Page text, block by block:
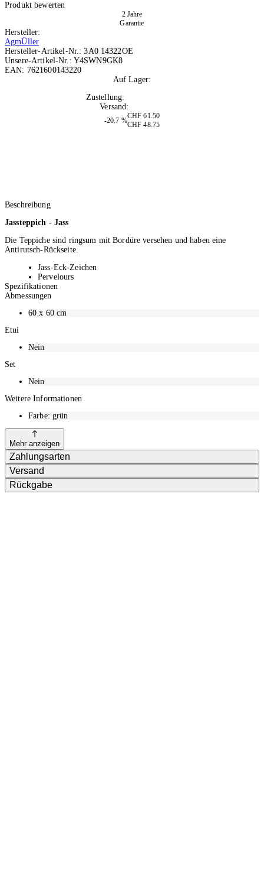
Produkt bewerten
2 Jahre
Garantie
Hersteller:
AgmÜller
Hersteller-Artikel-Nr.:3A0 14322OE
Unsere-Artikel-Nr.: Y4SWN9GK8
EAN: 7621600143220
Auf Lager:
Zustellung:
Versand:
-20.7 %
CHF 61.50
CHF 48.75
Beschreibung
Jassteppich - Jass
Die Teppiche sind ringsum mit Bordüre versehen und haben eine
Antirutsch-Rückseite.
Jass-Eck-Zeichen
Pervelours
1.4 kg
Oesen
Spezifikationen
Abmessungen
60 x 60cm
Etui
Nein
Set
Nein
Weitere Informationen
Farbe: grün
Mehr anzeigen
Zahlungsarten
Versand
Rückgabe